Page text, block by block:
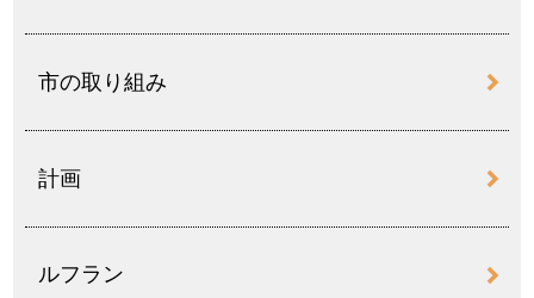
市の取り組み
計画
ルフラン